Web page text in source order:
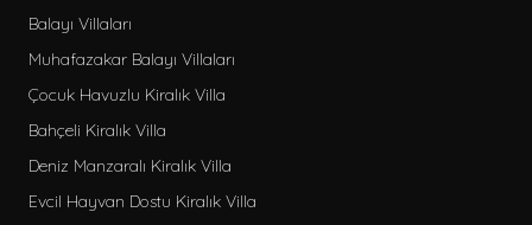
Balayı Villaları
Muhafazakar Balayı Villaları
Çocuk Havuzlu Kiralık Villa
Bahçeli Kiralık Villa
Deniz Manzaralı Kiralık Villa
Evcil Hayvan Dostu Kiralık Villa